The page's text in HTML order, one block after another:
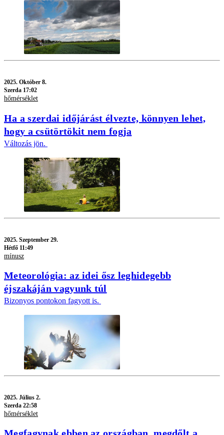
2025. Október 8.
Szerda 17:02
hőmérséklet
Ha a szerdai időjárást élvezte, könnyen lehet,
hogy a csütörtökit nem fogja
Változás jön.
2025. Szeptember 29.
Hétfő 11:49
mínusz
Meteorológia: az idei ősz leghidegebb
éjszakáján vagyunk túl
Bizonyos pontokon fagyott is.
2025. Július 2.
Szerda 22:58
hőmérséklet